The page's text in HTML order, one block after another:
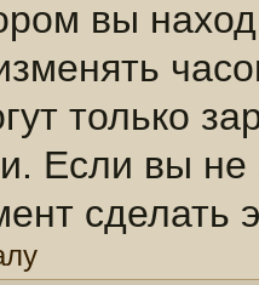
вы
только
Если вы
сделать